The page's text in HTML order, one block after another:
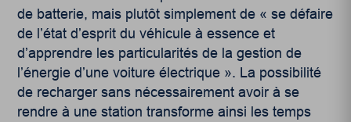
de batterie, mais plutôt simplement de « se défaire
de l’état d’esprit du véhicule à essence et
d’apprendre les particularités de la gestion de
l’énergie d’une voiture électrique ». La possibilité
de recharger sans nécessairement avoir à se
rendre à une station transforme ainsi les temps